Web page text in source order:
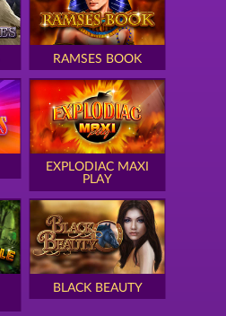
RAMSES BOOK
EXPLODIAC MAXI
PLAY
BLACK BEAUTY